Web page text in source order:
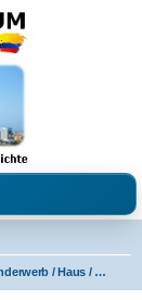
und Venezuela.
Grunderwerb / Haus / Wohnung / Finca / Lote